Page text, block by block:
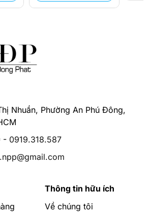
Nhuần, Phường An Phú Đông,
- 0919.318.587
Thông tin hữu ích
Về chúng tôi